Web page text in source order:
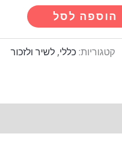
הוספה לסל
קטגוריות: כללי, לשיר ולזכור